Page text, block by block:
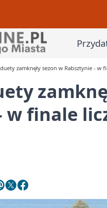
zamknęły sezon w Rabsztynie - w
w finale